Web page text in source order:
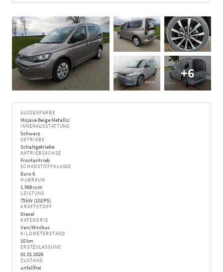
+6
AUSSENFARBE
Mojave Beige Metallic
INNENAUSSTATTUNG
Schwarz
GETRIEBE
Schaltgetriebe
ANTRIEBSACHSE
Frontantrieb
SCHADSTOFFKLASSE
Euro 6
HUBRAUM
1.968 ccm
LEISTUNG
75 kW (102 PS)
KRAFTSTOFF
Diesel
KATEGORIE
Van/Minibus
KILOMETERSTAND
10 km
ERSTZULASSUNG
01.01.2026
ZUSTAND
unfallfrei